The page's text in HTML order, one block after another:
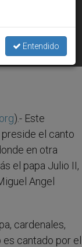
).- Este
el canto
en otra
el papa Julio II,
Angel
cardenales,
cantado por el
Entendido